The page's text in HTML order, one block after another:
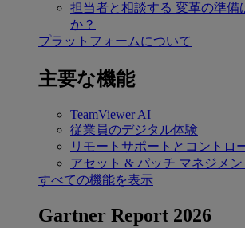
担当者と相談する 変革の準備
か？
プラットフォームについて
主要な機能
TeamViewer AI
従業員のデジタル体験
リモートサポートとコントロ
アセット & パッチ マネジメン
すべての機能を表示
Gartner Report 2026